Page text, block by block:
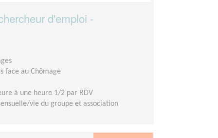
d'emploi -
face au Chômage
à une heure 1/2 par RDV
vie du groupe et association